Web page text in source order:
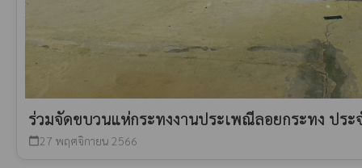
ร่วมจัดขบวนแห่กระทงงานประเพณีลอยกระทง ประ
calendar_today27 พฤศจิกายน 2566